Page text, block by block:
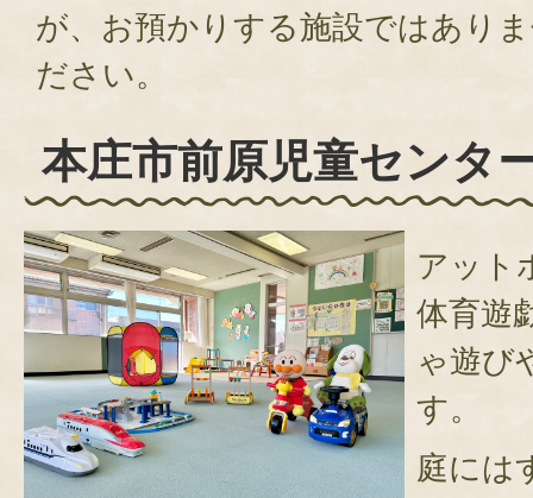
が、お預かりする施設ではあり
ださい。
本庄市前原児童センタ
アット
体育遊
ゃ遊び
す。
庭には